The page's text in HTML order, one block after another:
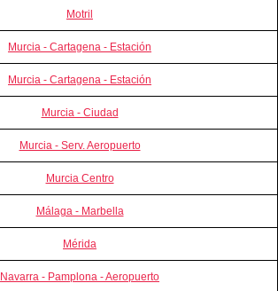
Motril
Murcia - Cartagena - Estación
Murcia - Cartagena - Estación
Murcia - Ciudad
Murcia - Serv. Aeropuerto
Murcia Centro
Málaga - Marbella
Mérida
Navarra - Pamplona - Aeropuerto